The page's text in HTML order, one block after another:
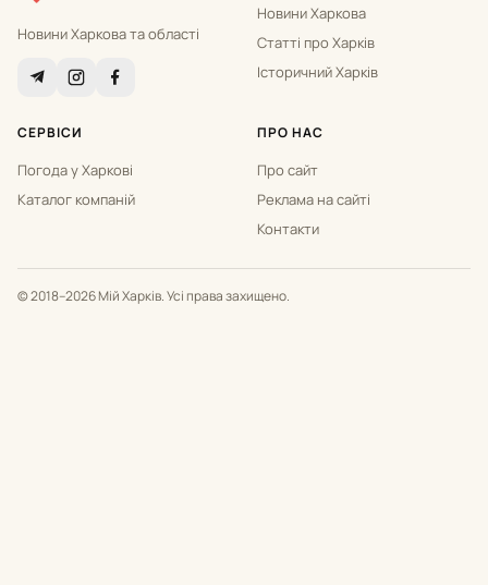
Новини Харкова та області
Новини Харкова
Статті про Харків
Історичний Харків
СЕРВІСИ
Погода у Харкові
Каталог компаній
ПРО НАС
Про сайт
Реклама на сайті
Контакти
© 2018–2026 Мій Харків. Усі права захищено.